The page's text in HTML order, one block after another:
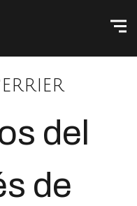
del
de